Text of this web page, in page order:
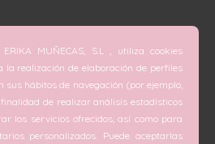
74 (Valencia).
de Gandía).
MUÑECAS, S.L , utiliza cookies
la realización de elaboración de perfiles
sus hábitos de navegación (por ejemplo,
de realizar análisis estadísticos
los servicios ofrecidos, así como para
personalizados. Puede aceptarlas